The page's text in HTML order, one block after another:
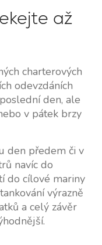
až
charterových
odevzdáních
den, ale
v pátek brzy
den předem či v
navíc do
do cílové mariny
výrazně
a celý závěr